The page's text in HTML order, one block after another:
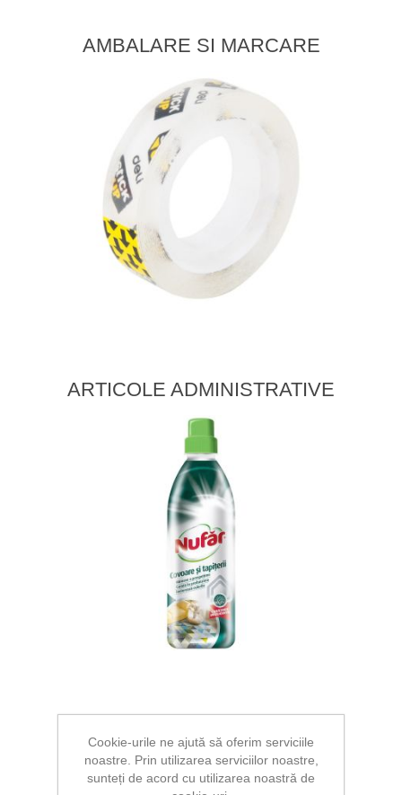
AMBALARE SI MARCARE
ARTICOLE ADMINISTRATIVE
JOCURI
Cookie-urile ne ajută să oferim serviciile
noastre. Prin utilizarea serviciilor noastre,
sunteți de acord cu utilizarea noastră de